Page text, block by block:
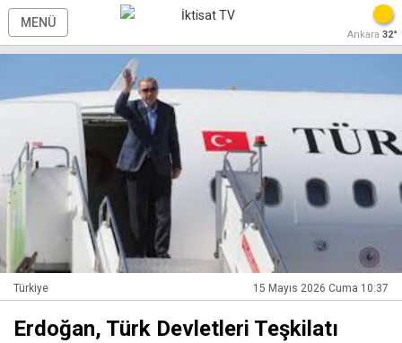
MENÜ
Ankara 32°
Türkiye 15 Mayıs 2026 Cuma 10:37
Erdoğan, Türk Devletleri Teşkilatı